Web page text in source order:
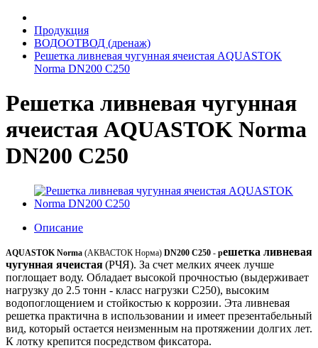
Продукция
ВОДООТВОД (дренаж)
Решетка ливневая чугунная ячеистая AQUASTOK
Norma DN200 C250
Решетка ливневая чугунная
ячеистая AQUASTOK Norma
DN200 C250
Описание
AQUASTOK Norma (АКВАСТОК Норма) DN200 C250 - решетка ливневая
чугунная ячеистая(РЧЯ). За счет мелких ячеек лучше
поглощает воду. Обладает высокой прочностью (выдерживает
нагрузку до 2.5 тонн - класс нагрузки C250), высоким
водопоглощением и стойкостью к коррозии. Эта ливневая
решетка практична в использовании и имеет презентабельный
вид, который остается неизменным на протяжении долгих лет.
К лотку крепится посредством фиксатора.